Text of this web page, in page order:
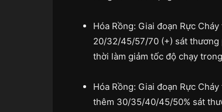
Hóa Rồng: Giai đoạn Rực
20/32/45/57/70 (+) sát thương
thời làm giảm tốc độ chạy
Hóa Rồng: Giai đoạn Rực
thêm 30/35/40/45/50% sát